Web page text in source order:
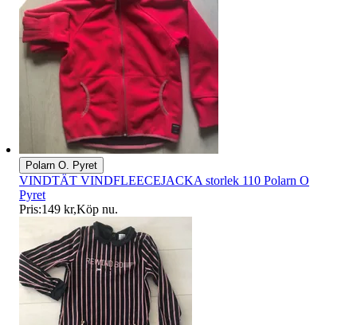
Polarn O. Pyret
VINDTÄT VINDFLEECEJACKA storlek 110 Polarn O
Pyret
Pris:149 kr,Köp nu.